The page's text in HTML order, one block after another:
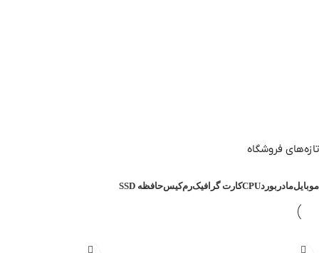
تازه‌های فروشگاه
موبایلمادربوردCPUکارت گرافیکرمکیسحافظه SSD